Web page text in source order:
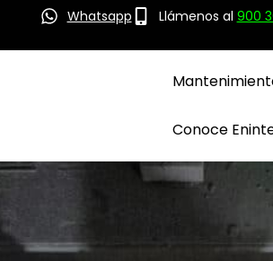
Whatsapp Llámenos al 900
Conoce